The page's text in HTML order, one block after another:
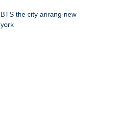
BTS the city arirang new
york